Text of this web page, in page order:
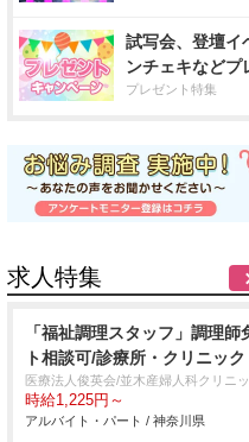
試写会、登壇イ
ンチェキなどプ
プレゼント特集
求人特集
「福祉調理スタッフ」調理師
ト相談可/診療所・クリニック
医療法人俊英会/並木産婦人科クリニ
時給1,225円～
アルバイト・パート / 神奈川県